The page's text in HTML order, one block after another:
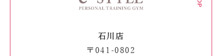
石川店
〒041-0802